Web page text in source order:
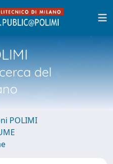
del
POLIMI